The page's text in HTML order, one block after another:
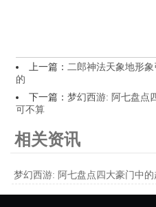
上一篇： 二郎神法天象地形
的
下一篇： 梦幻西游: 阿七盘点
可不算
相关资讯